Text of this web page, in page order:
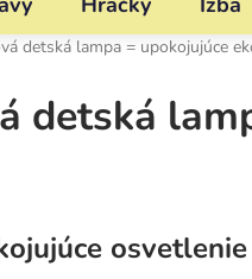
detská lampa = upokojujúce
detská
osvetlenie